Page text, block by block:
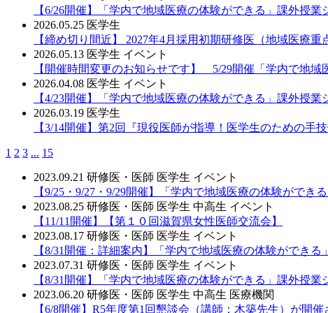
【6/26開催】「学内で地域医療の体験ができる」課外授業
2026.05.25 医学生
【締め切り間近】 2027年4月採用初期研修医（地域医療
2026.05.13 医学生 イベント
【開催時間変更のお知らせです】 5/29開催「学内で地
2026.04.08 医学生 イベント
【4/23開催】「学内で地域医療の体験ができる」課外授業
2026.03.19 医学生
【3/14開催】第2回『現役医師が指導！医学生のための手
1 2 3 ... 15
2023.09.21 研修医・医師 医学生 イベント
【9/25・9/27・9/29開催】「学内で地域医療の体験ができ
2023.08.25 研修医・医師 医学生 中高生 イベント
【11/11開催】【第１０回滋賀県女性医師交流会】
2023.08.17 研修医・医師 医学生 イベント
【8/31開催：詳細案内】「学内で地域医療の体験ができる
2023.07.31 研修医・医師 医学生 イベント
【8/31開催】「学内で地域医療の体験ができる」課外授業
2023.06.20 研修医・医師 医学生 中高生 医療機関
【6/8開催】R5年度第1回懇談会（講師：木築先生）が開催